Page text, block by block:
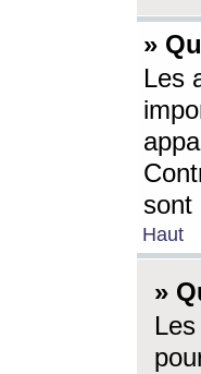
»
Les
sont
Haut
»